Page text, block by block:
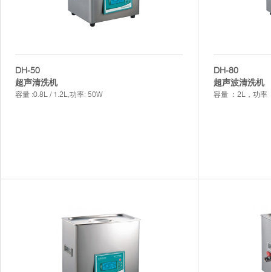
DH-50
超声清洗机
容量 :0.8L / 1.2L,功率: 50W
DH-80
超声波清洗机
容量 ：2L，功率